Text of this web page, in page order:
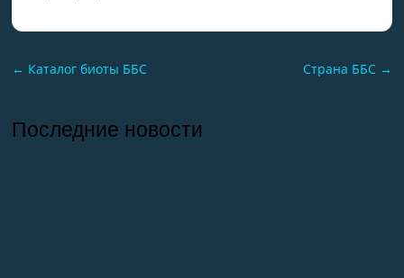
← Каталог биоты ББС Страна ББС→
Последние новости